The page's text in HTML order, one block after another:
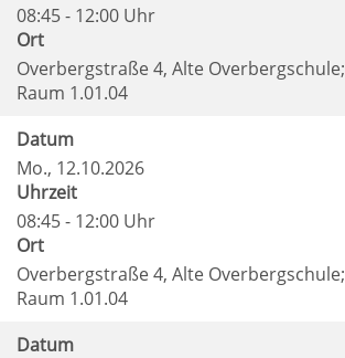
08:45 - 12:00 Uhr
Ort
Overbergstraße 4, Alte Overbergschule;
Raum 1.01.04
Datum
Mo., 12.10.2026
Uhrzeit
08:45 - 12:00 Uhr
Ort
Overbergstraße 4, Alte Overbergschule;
Raum 1.01.04
Datum